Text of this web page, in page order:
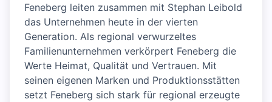
Feneberg leiten zusammen mit Stephan Leibold
das Unternehmen heute in der vierten
Generation. Als regional verwurzeltes
Familienunternehmen verkörpert Feneberg die
Werte Heimat, Qualität und Vertrauen. Mit
seinen eigenen Marken und Produktionsstätten
setzt Feneberg sich stark für regional erzeugte